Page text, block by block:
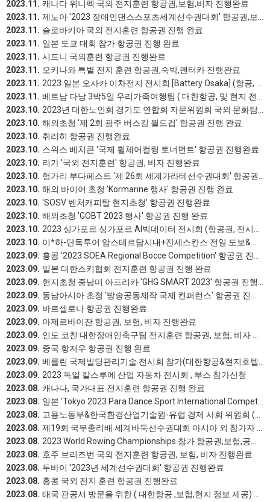
2023.11. 캐나다 위니펙 국외 전지훈련 항공권,보험,비자 진행완료
2023.11. 제노아 '2023 장애인댄스스포츠세계선수권대회' 항공권,보험 진행완료
2023.11. 슬로바키아 국외 전지훈련 항공권 진행 완료
2023.11. 일본 도쿄 대회 참가 항공권 진행 완료
2023.11. 시드니 국외훈련 항공권 진행완료
2023.11. 오키나와 특별 전지 훈련 항공권,숙박,렌터카 진행완료
2023.11. 2023 일본 오사카 이차전지 전시회 [Battery Osaka] (항공, 보험, 전시회 정보 제공)
2023.11. 베트남 다낭 3박5일 우리가족여행팀 ( 대한항공, 및 현지 전반적인 투어 기획) 진행완료
2023.10. 2023년 대한노인회 경기도 연합회 자문위원회 국외 문화탐방 치앙마이 3박5일
2023.10. 해외초청 '제 2회 광주 버스킹 월드컵' 항공권 진행 완료
2023.10. 취리히 항공권 진행완료
2023.10. 스위스 베치콘 '국제 휠체어컬링 토너먼트' 항공권 진행완료
2023.10. 리가 '국외 전지훈련' 항공권, 비자 진행완료
2023.10. 헝가리 부다페스트 '제 26회 세계가라테선수권대회' 항공권,숙박,보험 진행완료
2023.10. 해외 바이어 초청 'Kormarine 행사' 항공권 진행 완료
2023.10. 'SOSV 벤처캐피탈 현지초청' 항공권 진행완료
2023.10. 해외초청 'GOBT 2023 행사' 항공권 진행 완료
2023.10. 2023 싱가포르 싱가포르 AI빅데이터 전시회 (항공권, 전시회 정보 제공)
2023.10. 이*하-단독투어:암스테르담시내+잔세스칸스 전일.도보&대중교통 기획 투어 진행완료
2023.09. 홍콩 '2023 SOEA Regional Bocce Competition' 항공권 진행완료
2023.09. 일본 대한스키협회 전지훈련 항공권 진행 완료
2023.09. 현지초청 중남미 아프리카 'GHG SMART 2023' 항공권 진행 완료
2023.09. 동남아시아 초청 '방송공동제작 국제 컨퍼런스' 항공권 진행완료
2023.09. 바르셀로나 항공권 진행완료
2023.09. 아제르바이잔 항공권, 보험, 비자 진행완료
2023.09. 인도 코친 대한장애인축구팀 전지훈련 항공권, 보험, 비자 진행 완료
2023.09. 중국 항저우 항공권 진행 완료
2023.09. 베를린 국제빌딩관리기술 전시회 참가(대한항공&현지호텔&전시회 정보 제공) 진행 완료
2023.09. 2023 독일 칼스루에 산업 자동차 전시회 , 부스 참가신청
2023.08. 캐나다, 국가대표 전지훈련 항공권 진행 완료
2023.08. 일본 'Tokyo 2023 Para Dance Sport International Competition' 항공권, 수송 진행 완료
2023.08. 고용노동부&한국환경산업기술원-유럽 경제 사회 위원회 (EESC) 항공권, 숙박, 보험, 수송, 통역 진행 완료
2023.08. 제19회 국무총리배 세계바둑선수권대회 아시아 외 참가자 항공편 지원 용역
2023.08. 2023 World Rowing Championships 참가 항공권,보험,공항미팅 진행 완료
2023.08. 호주 브리즈번 국외 전지훈련 항공권, 보험, 비자 진행완료
2023.08. 두바이 '2023년 세계선수권대회' 항공권 진행완료
2023.08. 홍콩 국외 전지 훈련 항공권 진행완료
2023.08. 태국 관공서 방문을 위한 ( 대한항공 ,보험,현지 정보 제공) 진행완료